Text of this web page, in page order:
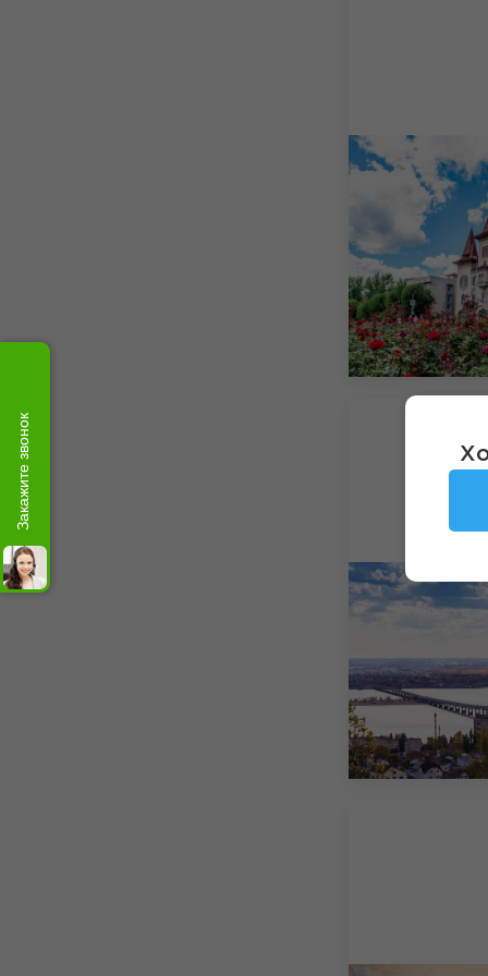
Закажите звонок